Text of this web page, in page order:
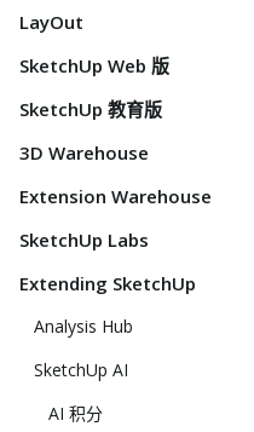
LayOut
SketchUp Web 版
SketchUp 教育版
3D Warehouse
Extension Warehouse
SketchUp Labs
Extending SketchUp
Analysis Hub
SketchUp AI
AI 积分